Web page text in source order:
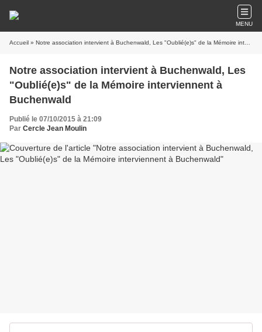
MENU
Accueil » Notre association intervient à Buchenwald, Les "Oublié(e)s" de la Mémoire interviennent à Buchenwald
Notre association intervient à Buchenwald, Les
"Oublié(e)s" de la Mémoire interviennent à
Buchenwald
Publié le 07/10/2015 à 21:09
Par Cercle Jean Moulin